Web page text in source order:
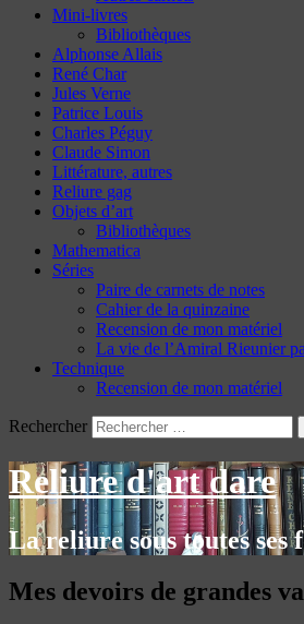
Mini-livres
Bibliothèques
Alphonse Allais
René Char
Jules Verne
Patrice Louis
Charles Péguy
Claude Simon
Littérature, autres
Reliure gag
Objets d’art
Bibliothèques
Mathematica
Séries
Paire de carnets de notes
Cahier de la quinzaine
Recension de mon matériel
La vie de l’Amiral Rieunier
Technique
Recension de mon matériel
Rechercher
Reliure d'art dare
La reliure sous toutes ses
Mes devoirs de grandes